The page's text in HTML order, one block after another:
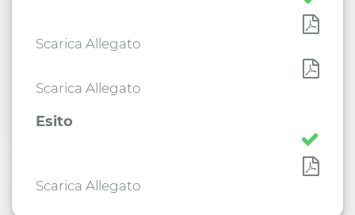
Scarica Allegato
Scarica Allegato
Esito
Scarica Allegato